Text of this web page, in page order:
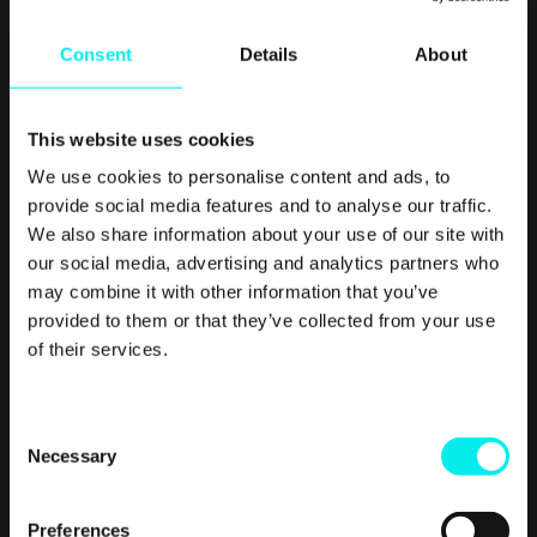
Consent Details About
This website uses cookies
We use cookies to personalise content and ads, to
provide social media features and to analyse our traffic.
We also share information about your use of our site with
our social media, advertising and analytics partners who
may combine it with other information that you’ve
provided to them or that they’ve collected from your use
of their services.
Necessary
Preferences
et vedligeholdelsesmonster, er det dog vigtigt, at du ikke
#4 Følg op med
information på rette